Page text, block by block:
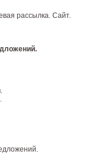
рассылка. Сайт.